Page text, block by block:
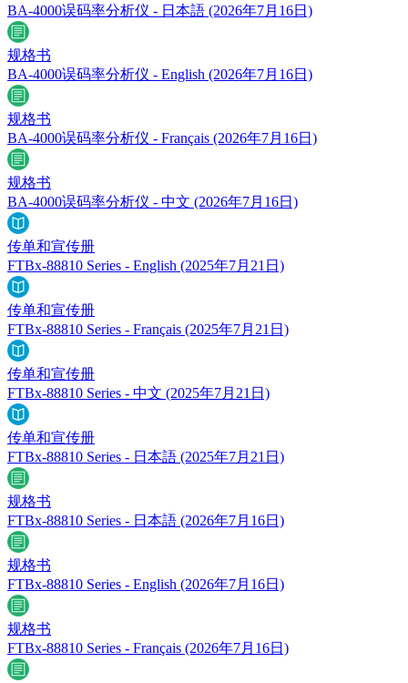
BA-4000误码率分析仪 - 日本語 (2026年7月16日)
规格书
BA-4000误码率分析仪 - English (2026年7月16日)
规格书
BA-4000误码率分析仪 - Français (2026年7月16日)
规格书
BA-4000误码率分析仪 - 中文 (2026年7月16日)
传单和宣传册
FTBx-88810 Series - English (2025年7月21日)
传单和宣传册
FTBx-88810 Series - Français (2025年7月21日)
传单和宣传册
FTBx-88810 Series - 中文 (2025年7月21日)
传单和宣传册
FTBx-88810 Series - 日本語 (2025年7月21日)
规格书
FTBx-88810 Series - 日本語 (2026年7月16日)
规格书
FTBx-88810 Series - English (2026年7月16日)
规格书
FTBx-88810 Series - Français (2026年7月16日)